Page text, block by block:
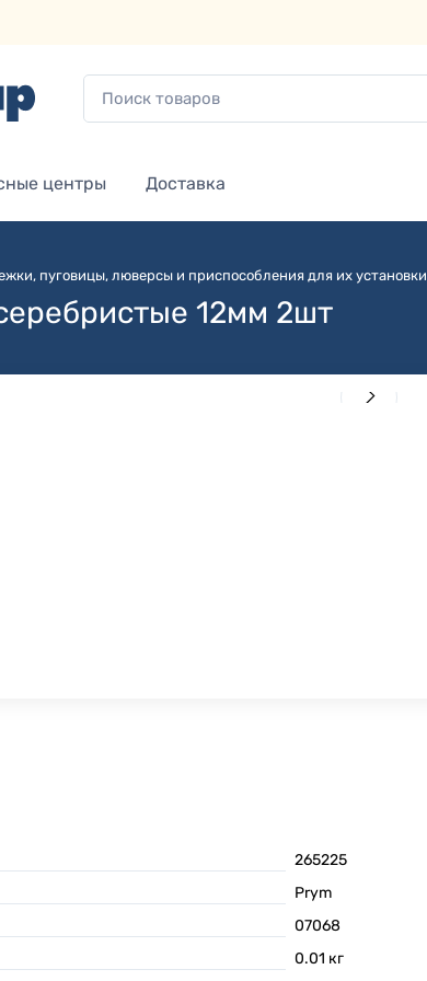
центры Доставка
пуговицы, люверсы и приспособления для их установки
12мм 2шт
265225
Prym
07068
0.01 кг